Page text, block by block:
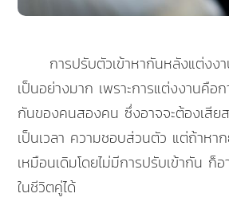
การปรับตัวเข้าหากันหลังแต่ง
เป็นอย่างมาก เพราะการแต่งงานคือ
กันของคนสองคน ซึ่งอาจจะต้องเสียส
เป็นเวลา ความชอบส่วนตัว แต่ถ้าหา
เหมือนเดิมโดยไม่มีการปรับเข้ากัน ก็
ในชีวิตคู่ได้